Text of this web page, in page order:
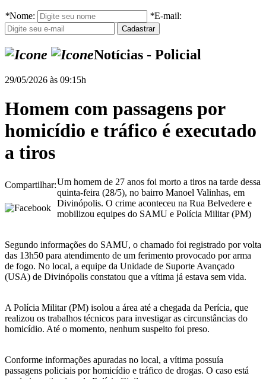
*Nome: *E-mail:
Notícias - Policial
29/05/2026 às 09:15h
Homem com passagens por
homicídio e tráfico é executado
a tiros
Compartilhar:Um homem de 27 anos foi morto a tiros na tarde dessa
quinta-feira (28/5), no bairro Manoel Valinhas, em
Divinópolis. O crime aconteceu na Rua Belvedere e
mobilizou equipes do SAMU e Polícia Militar (PM)
Segundo informações do SAMU, o chamado foi registrado por volta
das 13h50 para atendimento de um ferimento provocado por arma
de fogo. No local, a equipe da Unidade de Suporte Avançado
(USA) de Divinópolis constatou que a vítima já estava sem vida.
A Polícia Militar (PM) isolou a área até a chegada da Perícia, que
realizou os trabalhos técnicos para investigar as circunstâncias do
homicídio. Até o momento, nenhum suspeito foi preso.
Conforme informações apuradas no local, a vítima possuía
passagens policiais por homicídio e tráfico de drogas. O caso está